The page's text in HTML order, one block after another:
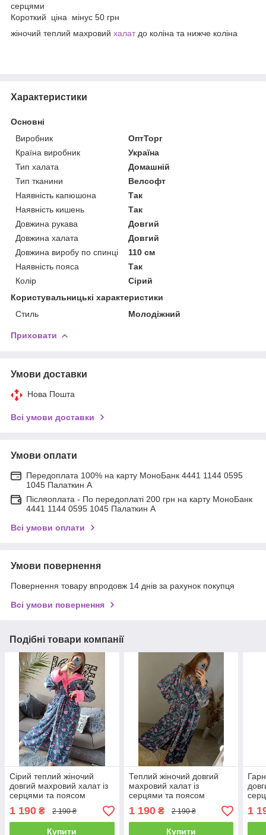
серцями
Короткий ціна мінус 50 грн
жіночий теплий махровий халатдо коліна та нижче коліна
Характеристики
Основні
Виробник
ОптТорг
Країна виробник
Україна
Тип халата
Домашній
Тип тканини
Велсофт
Наявність капюшона
Так
Наявність кишень
Так
Довжина рукава
Довгий
Довжина халата
Довгий
Довжина виробу по спинці
110 см
Наявність пояса
Так
Колір
Сірий
Користувальницькі характеристики
Стиль
Молодіжний
Приховати
Умови доставки
Нова Пошта
Всі умови доставки
Умови оплати
Передоплата 100% на карту МоноБанк 4441 1144 0595
1045 Палаткин А
Післяоплата - По передоплаті 200 грн на карту МоноБанк
4441 1144 0595 1045 Палаткин А
Всі умови оплати
Умови повернення
Повернення товару впродовж 14 днів за рахунок покупця
Всі умови повернення
Подібні товари компанії
Сірий теплий жіночий
довгий махровий халат із
серцями та поясом
Туреччина
1 190 ₴ 2 190 ₴
Купити
Теплий жіночий довгий
махровий халат із
серцями та поясом
Туреччина
1 190₴ 2 190 ₴
Купити
1